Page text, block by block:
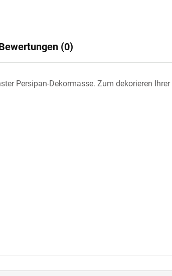
(0)
Persipan-Dekormasse. Zum dekorieren